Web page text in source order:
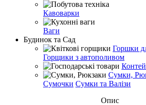
Кавоварки
Ваги
Будинок та Сад
Горшки
Горщики з автополивом
Сумки,
Сумочки Сумки та Валізи
Опис